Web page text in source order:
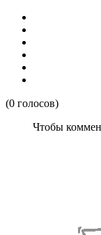
(0 голосов)
Чтобы